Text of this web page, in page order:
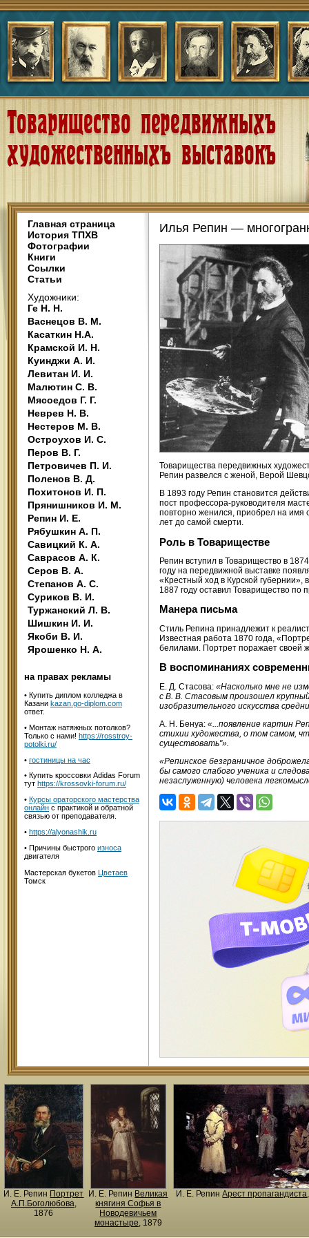
Главная страница
История ТПХВ
Фотографии
Книги
Ссылки
Статьи
Художники:
Ге Н. Н.
Васнецов В. М.
Касаткин Н.А.
Крамской И. Н.
Куинджи А. И.
Левитан И. И.
Малютин С. В.
Мясоедов Г. Г.
Неврев Н. В.
Нестеров М. В.
Остроухов И. С.
Перов В. Г.
Петровичев П. И.
Поленов В. Д.
Похитонов И. П.
Прянишников И. М.
Репин И. Е.
Рябушкин А. П.
Савицкий К. А.
Саврасов А. К.
Серов В. А.
Степанов А. С.
Суриков В. И.
Туржанский Л. В.
Шишкин И. И.
Якоби В. И.
Ярошенко Н. А.
на правах рекламы
• Купить диплом колледжа в
Казани kazan.go-diplom.com
ответ.
• Монтаж натяжных потолков?
Только с нами! https://rosstroy-
potolki.ru/
• гостиницы на час
• Купить кроссовки Adidas Forum
тут https://krossovki-forum.ru/
• Курсы ораторского мастерства
онлайн с практикой и обратной
связью от преподавателя.
• https://alyonashik.ru
• Причины быстрого износа
двигателя
Мастерская букетов Цветаев
Томск
Илья Репин —
Товарищества передвижных
Репин развелся с женой, Верой
В 1893 году Репин становится
пост профессора-руководителя
повторно женился, приобрел на имя
лет до самой смерти.
Роль в Товариществе
Репин вступил в Товарищество в
году на передвижной выставке
«Крестный ход в Курской
1887 году оставил Товарищество по
Манера письма
Стиль Репина принадлежит к
Известная работа 1870 года,
белилами. Портрет поражает своей
В воспоминаниях
Е. Д. Стасова: «Насколько мне не
с В. В. Стасовым произошел
изобразительного искусства
А. Н. Бенуа: «...появление картин
стихии художества, о том самом,
существовать"».
«Репинское безграничное
бы самого слабого ученика и
незаслуженную) человека
И. Е. Репин Портрет
А.П.Боголюбова,
1876
И. Е. Репин Великая
княгиня Софья в
Новодевичьем
монастыре, 1879
И. Е. РепинАрест пропагандиста